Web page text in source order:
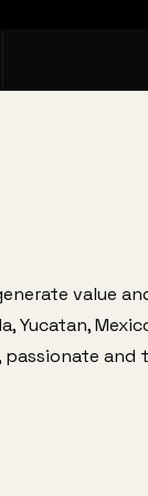
value
Yucatan,
and